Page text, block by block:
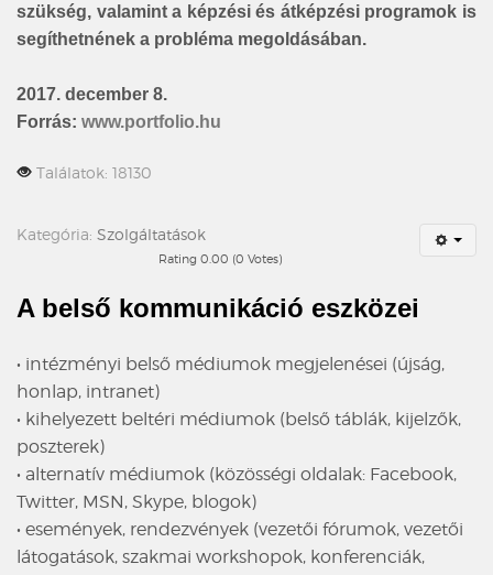
szükség, valamint a képzési és átképzési programok is
segíthetnének a probléma megoldásában.
2017. december 8.
Forrás: www.portfolio.hu
Találatok: 18130
Kategória: Szolgáltatások
Rating 0.00 (0 Votes)
A belső kommunikáció eszközei
• intézményi belső médiumok megjelenései (újság,
honlap, intranet)
• kihelyezett beltéri médiumok (belső táblák, kijelzők,
poszterek)
• alternatív médiumok (közösségi oldalak: Facebook,
Twitter, MSN, Skype, blogok)
• események, rendezvények (vezetői fórumok, vezetői
látogatások, szakmai workshopok, konferenciák,